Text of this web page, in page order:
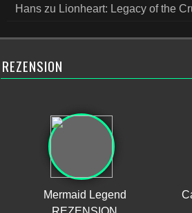
Hans zu Lionheart: Legacy of the
REZENSION
Mermaid Legend